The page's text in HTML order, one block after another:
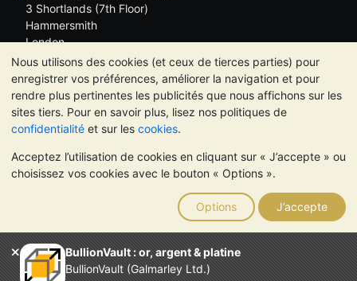
Nous utilisons des cookies (et ceux de tierces parties) pour
enregistrer vos préférences, améliorer la navigation et pour
rendre plus pertinentes les publicités que nous affichons sur les
sites tiers. Pour en savoir plus, lisez nos politiques de
confidentialité et sur les cookies.
Acceptez l’utilisation de cookies en cliquant sur « J’accepte » ou
choisissez vos cookies avec le bouton « Options ».
Options J’accepte
BullionVault : or, argent & platine
BullionVault (Galmarley Ltd.)
3 Shortlands (7th Floor)
Hammersmith
London
W6 8DA
ROYAUME UNI
TrustScore 4.6 | 534 avis
VEUILLEZ NOTER: La valeur des métaux précieux peut aussi
bien baisser qu'augmenter. Les tendances historiques ne
garantissent pas l'évolution future des cours. Rien sur les sites
Internet de BullionVault ou dans ses communications ne
constitue un conseil en investissement. Demander l'avis d'un
professionnel est à envisager pour déterminer si la possession
de métaux précieux vous convient.